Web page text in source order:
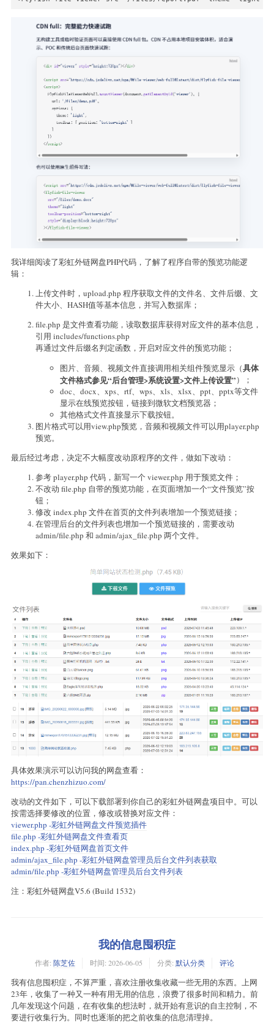
我详细阅读了彩虹外链网盘PHP代码，了解了程序自带的预览功能逻
辑：
上传文件时，upload.php 程序获取文件的文件名、文件后缀、文
件大小、HASH值等基本信息，并写入数据库；
file.php 是文件查看功能，读取数据库获得对应文件的基本信息，
引用 includes/functions.php
再通过文件后缀名判定函数，开启对应文件的预览功能；
图片、音频、视频文件直接调用相关组件预览显示（具体
文件格式参见“后台管理>系统设置>文件上传设置”）；
doc、docx、xps、rtf、wps、xls、xlsx、ppt、pptx等文件
显示在线预览按钮，链接到微软文档预览器；
其他格式文件直接显示下载按钮。
图片格式可以用view.php预览，音频和视频文件可以用player.php
预览。
最后经过考虑，决定不大幅度改动原程序的文件，做如下改动：
参考 player.php 代码，新写一个 viewer.php 用于预览文件；
不改动 file.php 自带的预览功能，在页面增加一个“文件预览”按
钮；
修改 index.php 文件在首页的文件列表增加一个预览链接；
在管理后台的文件列表也增加一个预览链接的，需要改动
admin/file.php 和 admin/ajax_file.php 两个文件。
效果如下：
具体效果演示可以访问我的网盘查看：
https://pan.chenzhizuo.com/
改动的文件如下，可以下载部署到你自己的彩虹外链网盘项目中。可以
按需选择要修改的位置，修改或替换对应文件：
viewer.php -彩虹外链网盘文件预览插件
file.php -彩虹外链网盘文件查看页
index.php -彩虹外链网盘首页文件
admin/ajax_file.php -彩虹外链网盘管理员后台文件列表获取
admin/file.php -彩虹外链网盘管理员后台文件列表
注：彩虹外链网盘V5.6 (Build 1532)
我的信息囤积症
作者: 陈芝佐 时间: 2026-06-05 分类: 默认分类 评论
我有信息囤积症，不算严重，喜欢注册收集收藏一些无用的东西。上网
23年，收集了一种又一种有用无用的信息，浪费了很多时间和精力。前
几年发现这个问题，在有收集的想法时，就开始有意识的自主控制，不
要进行收集行为。同时也逐渐的把之前收集的信息清理掉。